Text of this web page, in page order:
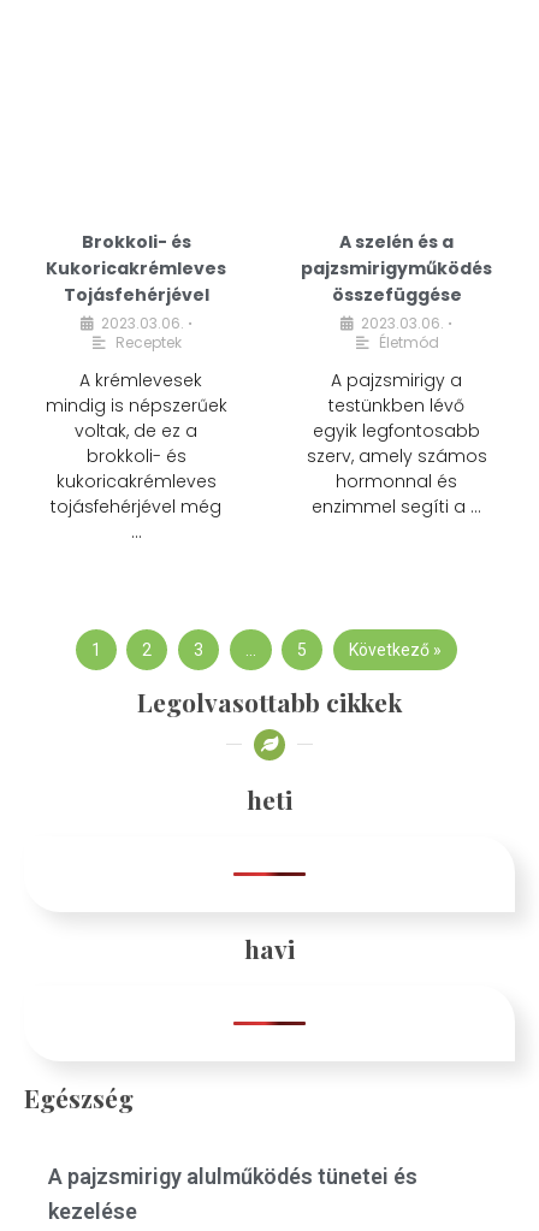
Brokkoli- és
Kukoricakrémleves
Tojásfehérjével
2023.03.06. •
Receptek
A krémlevesek
mindig is népszerűek
voltak, de ez a
brokkoli- és
kukoricakrémleves
tojásfehérjével még
…
A szelén és a
pajzsmirigyműködés
összefüggése
2023.03.06. •
Életmód
A pajzsmirigy a
testünkben lévő
egyik legfontosabb
szerv, amely számos
hormonnal és
enzimmel segíti a …
1 2 3 … 5 Következő »
Legolvasottabb cikkek
heti
havi
Egészség
A pajzsmirigy alulműködés tünetei és
kezelése